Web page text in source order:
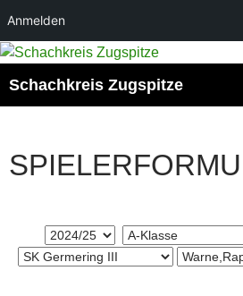
Anmelden
Zum
springen
Schachkreis Zugspitze